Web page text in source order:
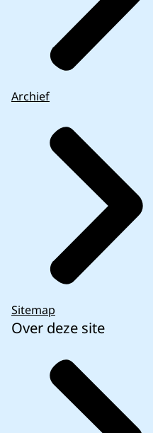
Archief
Sitemap
Over deze site